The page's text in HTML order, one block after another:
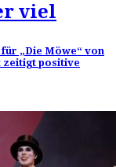
viel
„Die Möwe“ von
zeitigt positive